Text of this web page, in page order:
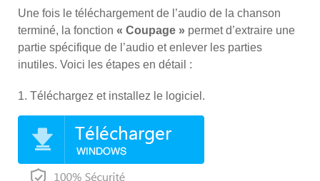
Une fois le téléchargement de l’audio de la chanson
terminé, la fonction « Coupage » permet d’extraire une
partie spécifique de l’audio et enlever les parties
inutiles. Voici les étapes en détail :
1. Téléchargez et installez le logiciel.